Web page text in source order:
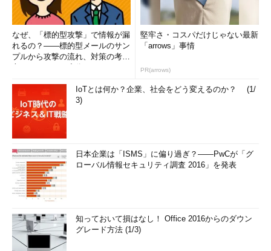
なぜ、「標的型攻撃」で情報が漏
れるの？――標的型メールのサン
プルから攻撃の流れ、対策の考え
堅牢さ・コスパだけじゃない最新
「arrows」事情
PR(arrows)
IoTとは何か？企業、社会をどう変えるのか？ (1/
3)
日本企業は「ISMS」に偏り過ぎ？――PwCが「グ
ローバル情報セキュリティ調査 2016」を発表
知っておいて損はなし！ Office 2016からのダウン
グレード方法 (1/3)